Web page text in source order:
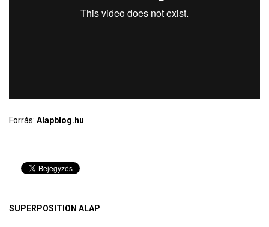
Forrás: Alapblog.hu
SUPERPOSITION ALAP